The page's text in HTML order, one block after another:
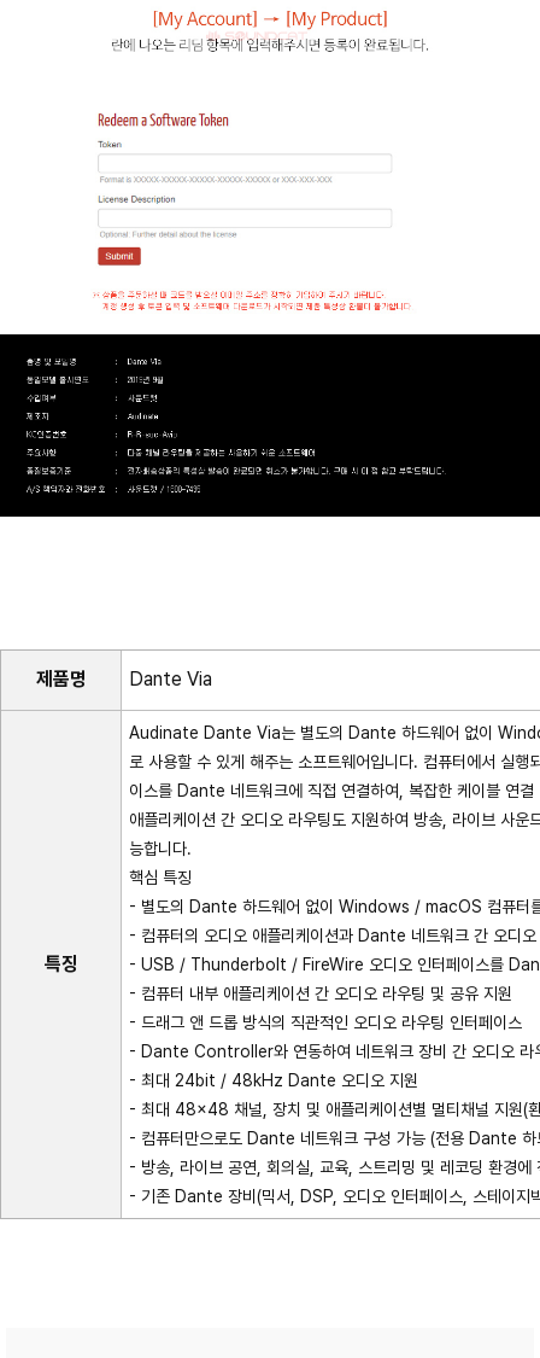
제품명 Dante Via
특징
Audinate Dante Via는 별도의 Dante 하드웨어 없이
로 사용할 수 있게 해주는 소프트웨어입니다. 컴퓨터에서 실
이스를 Dante 네트워크에 직접 연결하여, 복잡한 케이블 연
애플리케이션 간 오디오 라우팅도 지원하여 방송, 라이브 사
능합니다.
핵심 특징
- 별도의 Dante 하드웨어 없이 Windows / macOS 컴퓨터
- 컴퓨터의 오디오 애플리케이션과 Dante 네트워크 간 오디
- USB / Thunderbolt / FireWire 오디오 인터페이스를
- 컴퓨터 내부 애플리케이션 간 오디오 라우팅 및 공유 지원
- 드래그 앤 드롭 방식의 직관적인 오디오 라우팅 인터페이스
- Dante Controller와 연동하여 네트워크 장비 간 오디오 라
- 최대 24bit / 48kHz Dante 오디오 지원
- 최대 48×48 채널, 장치 및 애플리케이션별 멀티채널 지원(
- 컴퓨터만으로도 Dante 네트워크 구성 가능 (전용 Dante
- 방송, 라이브 공연, 회의실, 교육, 스트리밍 및 레코딩 환경에
- 기존 Dante 장비(믹서, DSP, 오디오 인터페이스, 스테이지